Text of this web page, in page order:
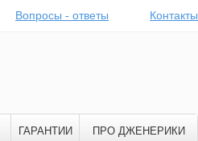
Вопросы - ответы Контакты
ГАРАНТИИ ПРО ДЖЕНЕРИКИ